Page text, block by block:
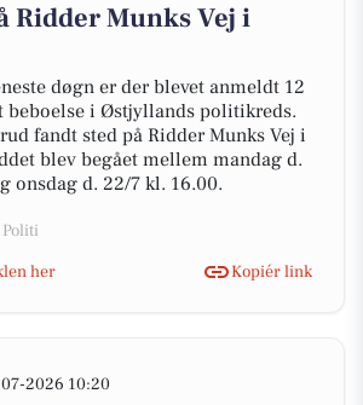
Ridder Munks Vej i
døgn er der blevet anmeldt 12
i Østjyllands politikreds.
fandt sted på Ridder Munks Vej i
blev begået mellem mandag d.
onsdag d. 22/7 kl. 16.00.
her
Kopiér link
2026 10:20